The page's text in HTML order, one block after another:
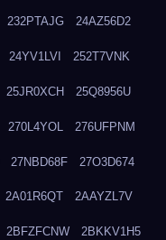
232PTAJG 24AZ56D2
24YV1LVI 252T7VNK
25JR0XCH 25Q8956U
270L4YOL 276UFPNM
27NBD68F 27O3D674
2A01R6QT 2AAYZL7V
2BFZFCNW 2BKKV1H5